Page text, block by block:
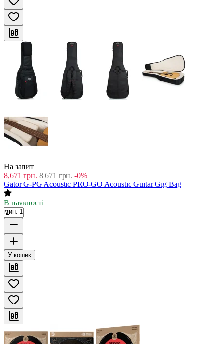
На запит
8,671 грн. 8,671 грн. -0%
Gator G-PG Acoustic PRO-GO Acoustic Guitar Gig Bag
В наявності
мин. 1
У кошик